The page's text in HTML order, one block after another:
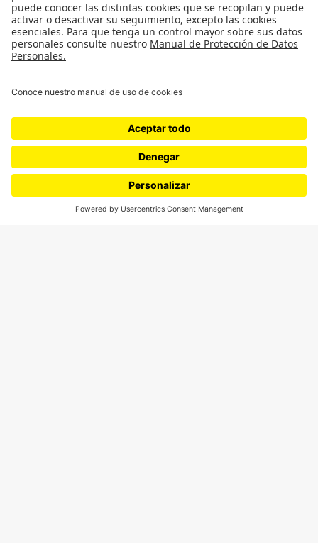
Ciudad
Movilización social
¿Quiénes somos?
Podcasts
Ediciones especiales